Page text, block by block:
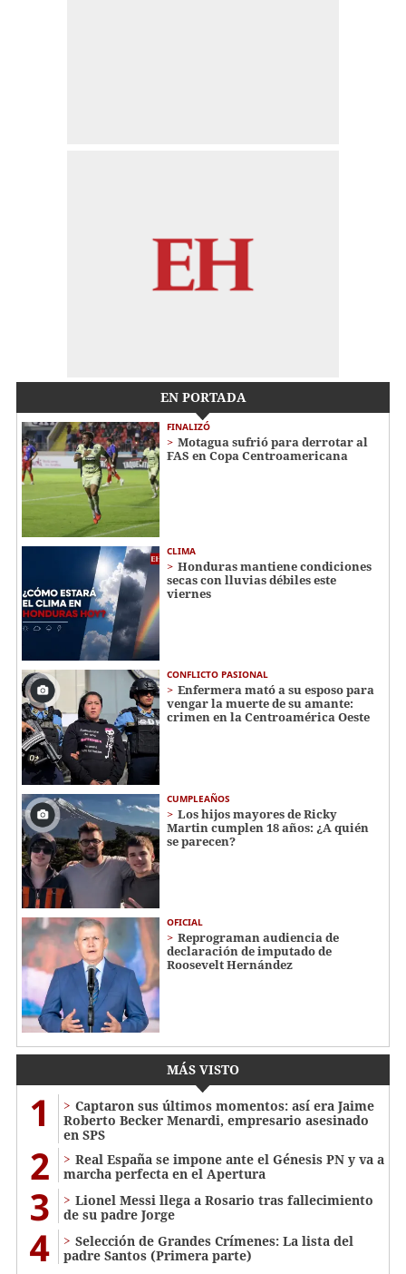
EN PORTADA
FINALIZÓ
Motagua sufrió para derrotar al
FAS en Copa Centroamericana
CLIMA
Honduras mantiene condiciones
secas con lluvias débiles este
viernes
CONFLICTO PASIONAL
Enfermera mató a su esposo para
vengar la muerte de su amante:
crimen en la Centroamérica Oeste
CUMPLEAÑOS
Los hijos mayores de Ricky
Martin cumplen 18 años: ¿A quién
se parecen?
OFICIAL
Reprograman audiencia de
declaración de imputado de
Roosevelt Hernández
MÁS VISTO
1
Captaron sus últimos momentos: así era Jaime
Roberto Becker Menardi​​​, empresario asesinado
en SPS
2
Real España se impone ante el Génesis PN y va a
marcha perfecta en el Apertura
3
Lionel Messi llega a Rosario tras fallecimiento
de su padre Jorge
4
Selección de Grandes Crímenes: La lista del
padre Santos (Primera parte)